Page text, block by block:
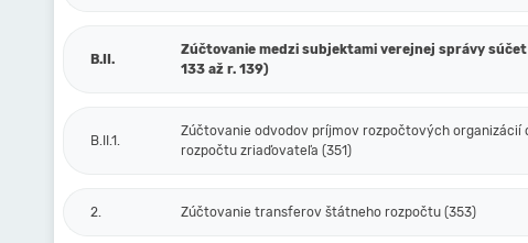
B.II.
Zúčtovanie medzi subjektami verejnej správy
133 až r. 139)
B.II.1.
Zúčtovanie odvodov príjmov rozpočtových organizácií
rozpočtu zriaďovateľa (351)
2. Zúčtovanie transferov štátneho rozpočtu (353)